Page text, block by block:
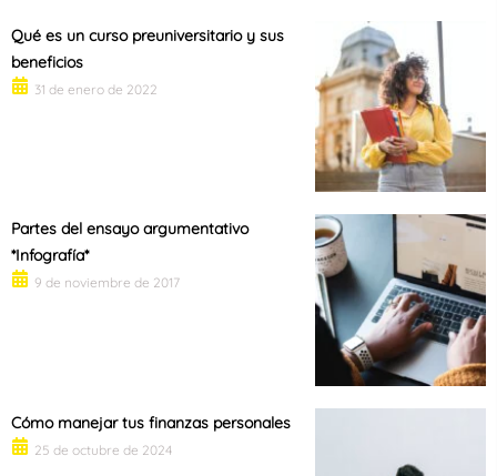
Qué es un curso preuniversitario y sus
beneficios
31 de enero de 2022
Partes del ensayo argumentativo
*Infografía*
9 de noviembre de 2017
Cómo manejar tus finanzas personales
25 de octubre de 2024